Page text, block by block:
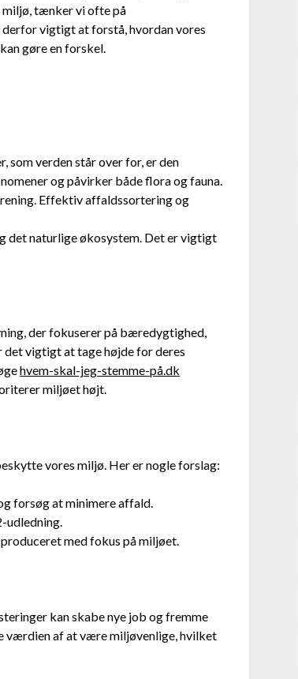
miljø, tænker vi ofte på
vigtigt at forstå, hvordan vores
gøre en forskel.
som verden står over for, er den
og påvirker både flora og fauna.
Effektiv affaldssortering og
det naturlige økosystem. Det er vigtigt
der fokuserer på bæredygtighed,
vigtigt at tage højde for deres
hvem-skal-jeg-stemme-på.dk
miljøet højt.
vores miljø. Her er nogle forslag:
forsøg at minimere affald.
udledning.
med fokus på miljøet.
kan skabe nye job og fremme
værdien af at være miljøvenlige, hvilket